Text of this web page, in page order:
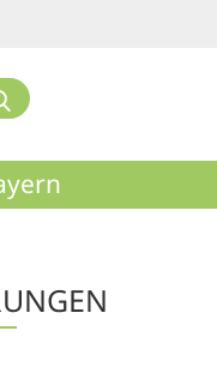
E-Mail
Suche...